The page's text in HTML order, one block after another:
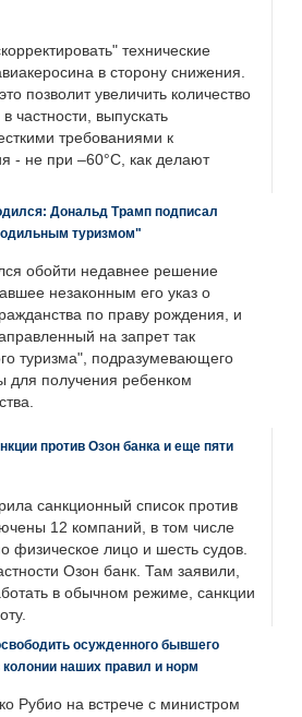
технические
в сторону снижения.
позволит увеличить количество
частности, выпускать
требованиями к
- не при –60°C, как делают
Дональд Трамп подписал
туризмом"
обойти недавнее решение
незаконным его указ о
по праву рождения, и
на запрет так
туризма", подразумевающего
для получения ребенком
против Озон банка и еще пяти
санкционный список против
12 компаний, в том числе
физическое лицо и шесть судов.
Озон банк. Там заявили,
в обычном режиме, санкции
осужденного бывшего
наших правил и норм
Рубио на встрече с министром